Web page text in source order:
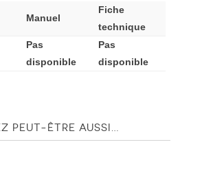
Manuel
Fiche
technique
Pas
disponible
Pas
disponible
PEUT-ÊTRE AUSSI…